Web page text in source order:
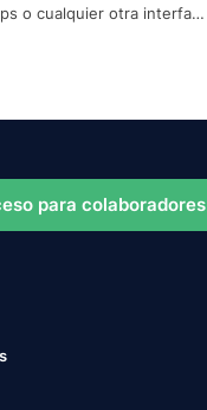
o cualquier otra interfaz
para colaboradores